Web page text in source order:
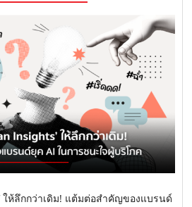
ให้ลึกกว่าเดิม! แต้มต่อสำคัญของแบรนด์